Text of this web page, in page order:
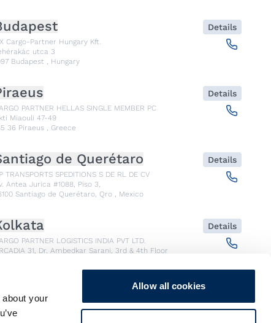
your
Allow all cookies
Cargo-Partner Hungary Kft.
utca 3
Budapest , Hungary
Details
PARTNER HELLAS SINGLE MEMBER PC
Miaouli 47-49
36 Piraeus , Greece
Details
de Querétaro
TRANSPORTS SPEDITIONS S DE RL DE CV
Antea Jurica #1088, Piso 3,
Santiago de Querétaro, Qro , Mexico
Details
PARTNER LOGISTICS INDIA PVT LTD.
31, Dr. Ambedkar Sarani, 3rd & 4th Floor
Details
Seoul
partner Logistics (Korea) Co., Ltd.
551-17, Yangcheon-ro, Gangseo-gu